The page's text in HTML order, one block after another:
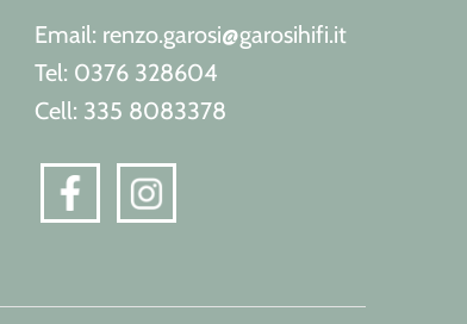
Email: renzo.garosi@garosihifi.it
Tel: 0376 328604
Cell: 335 8083378